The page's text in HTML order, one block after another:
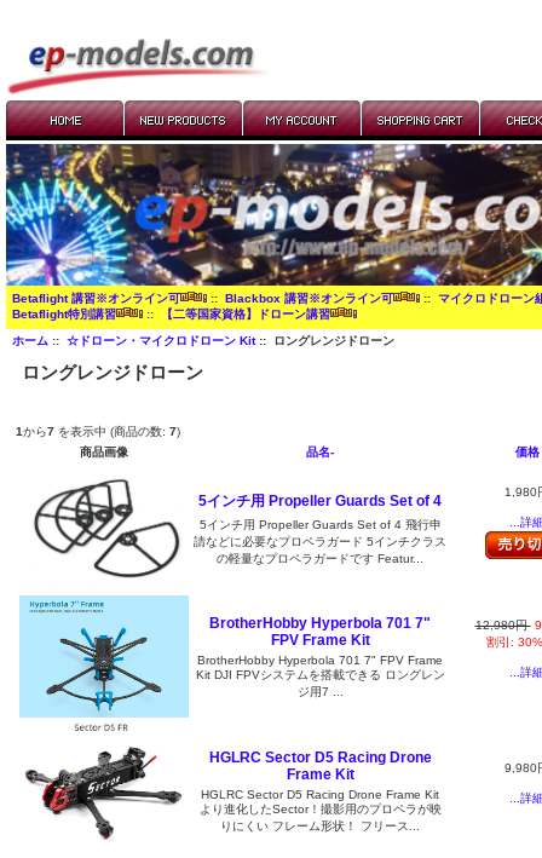
Betaflight 講習※オンライン可 :: Blackbox 講習※オンライン可 :: マイクロドローン
Betaflight特別講習
:: 【二等国家資格】ドローン講習
ホーム:: ☆ドローン・マイクロドローン Kit:: ロングレンジドローン
ロングレンジドローン
1から7 を表示中 (商品の数: 7)
商品画像
品名- 価格
5インチ用 Propeller Guards Set of 4
5インチ用 Propeller Guards Set of 4 飛行申
請などに必要なプロペラガード 5インチクラス
の軽量なプロペラガードです Featur...
1,980
...詳
BrotherHobby Hyperbola 701 7"
FPV Frame Kit
BrotherHobby Hyperbola 701 7" FPV Frame
Kit DJI FPVシステムを搭載できる ロングレン
ジ用7 ...
12,980円
割引:
...詳
HGLRC Sector D5 Racing Drone
Frame Kit
HGLRC Sector D5 Racing Drone Frame Kit
より進化したSector！撮影用のプロペラが映
りにくい フレーム形状！ フリース...
9,980
...詳